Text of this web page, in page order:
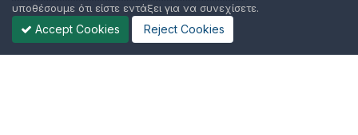
υποθέσουμε ότι είστε εντάξει για να συνεχίσετε.
Accept Cookies Reject Cookies